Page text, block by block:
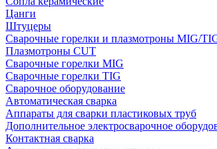
Цанги
Штуцеры
Сварочные горелки и плазмотроны MIG/
Плазмотроны CUT
Сварочные горелки MIG
Сварочные горелки TIG
Сварочное оборудование
Автоматическая сварка
Аппараты для сварки пластиковых труб
Дополнительное электросварочное
Контактная сварка